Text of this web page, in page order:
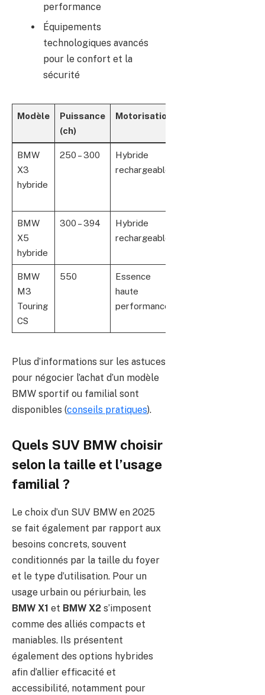
performance
Équipements
technologiques avancés
pour le confort et la
sécurité
Modèle
Puissance
(ch)
Motorisation
BMW
X3
hybride
250 – 300
Hybride
rechargeable
BMW
X5
hybride
300 – 394
Hybride
rechargeable
BMW
M3
Touring
CS
550
Essence
haute
performance
Plus d’informations sur les astuces
pour négocier l’achat d’un modèle
BMW sportif ou familial sont
disponibles (conseils pratiques).
Quels SUV BMW choisir
selon la taille et l’usage
familial ?
Le choix d’un SUV BMW en 2025
se fait également par rapport aux
besoins concrets, souvent
conditionnés par la taille du foyer
et le type d’utilisation. Pour un
usage urbain ou périurbain, les
BMW X1 et BMW X2 s’imposent
comme des alliés compacts et
maniables. Ils présentent
également des options hybrides
afin d’allier efficacité et
accessibilité, notamment pour